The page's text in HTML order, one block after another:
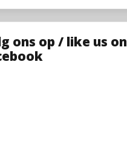
ons op / like us on